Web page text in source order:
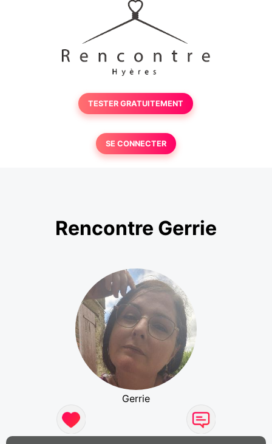
TESTER GRATUITEMENT
SE CONNECTER
Rencontre Gerrie
Gerrie